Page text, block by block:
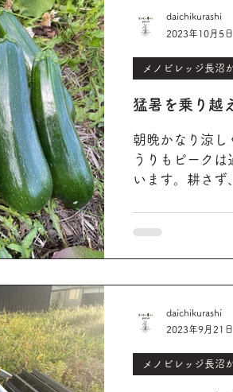
猛暑を乗り越
朝晩かなり涼し
うりもピーク
います。耕さず
たと言われまし
メノビレッジ長沼
daichikurashi
2023年10月5日
メノビレッジ長沼
daichikurashi
2023年9月21日